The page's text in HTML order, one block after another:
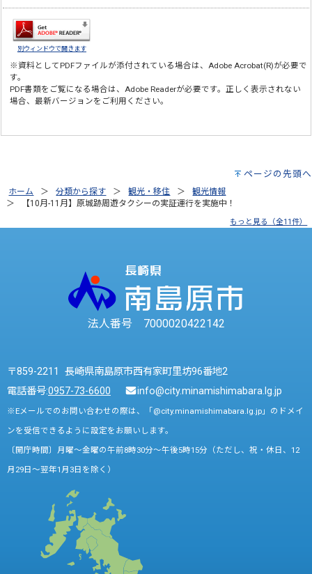
別ウィンドウで開きます
※資料としてPDFファイルが添付されている場合は、Adobe Acrobat(R)が必要で
す。
PDF書類をご覧になる場合は、Adobe Readerが必要です。正しく表示されない
場合、最新バージョンをご利用ください。
ページの先頭へ
ホーム 分類から探す 観光・移住
観光情報
【10月-11月】原城跡周遊タクシーの実証運行を実施中！
もっと見る（全11件）
法人番号 7000020422142
〒859-2211 長崎県南島原市西有家町里坊96番地2
電話番号:0957-73-6600 info@city.minamishimabara.lg.jp
※Eメールでのお問い合わせの際は、「@city.minamishimabara.lg.jp」のドメイ
ンを受信できるように設定をお願いします。
〔開庁時間〕月曜～金曜の午前8時30分～午後5時15分（ただし、祝・休日、12
月29日～翌年1月3日を除く）